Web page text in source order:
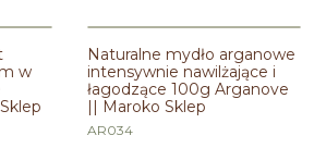
w
Naturalne mydło arganowe
intensywnie nawilżające i
łagodzące 100g Arganove
|| Maroko Sklep
AR034